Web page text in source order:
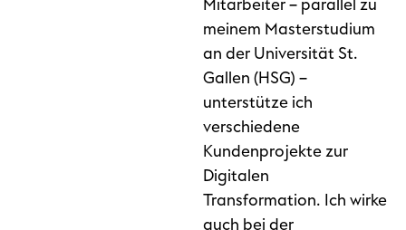
Mitarbeiter – parallel zu
meinem Masterstudium
an der Universität St.
Gallen (HSG) –
unterstütze ich
verschiedene
Kundenprojekte zur
Digitalen
Transformation. Ich wirke
auch bei der